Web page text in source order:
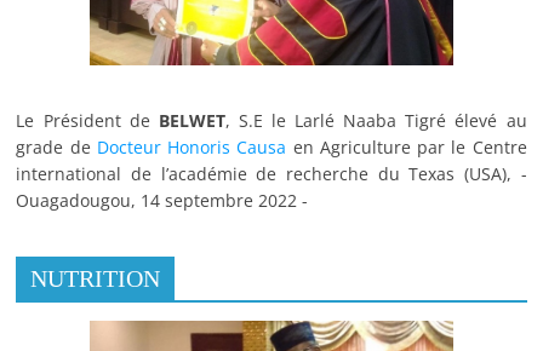
Le Président de BELWET, S.E le Larlé Naaba Tigré élevé au
grade de Docteur Honoris Causa en Agriculture par le Centre
international de l’académie de recherche du Texas (USA), -
Ouagadougou, 14 septembre 2022 -
NUTRITION